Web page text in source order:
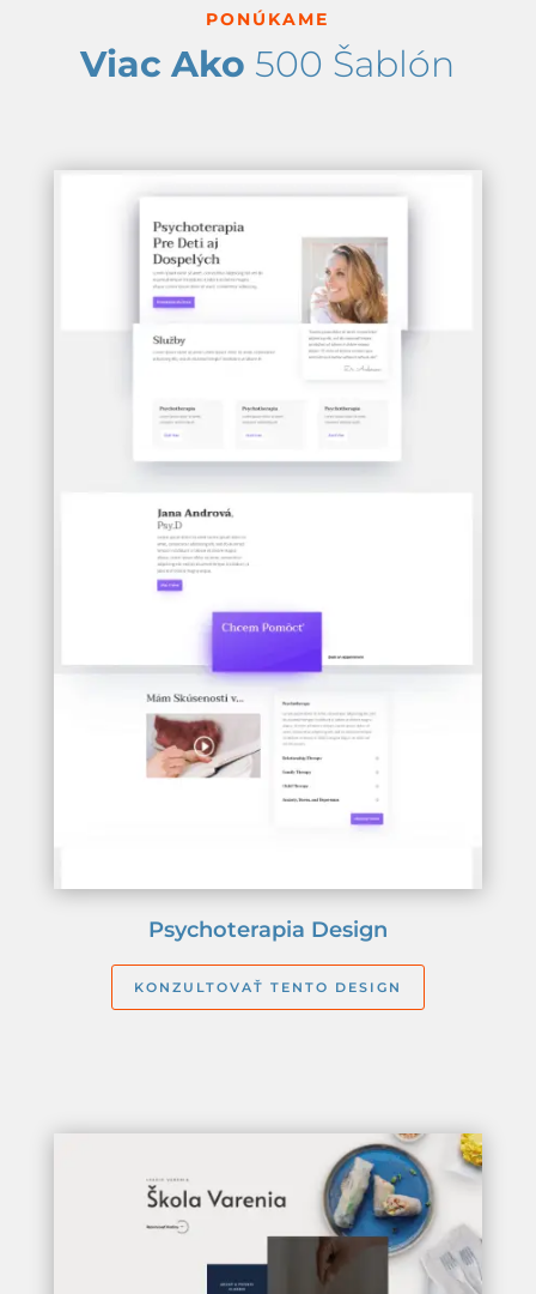
PONÚKAME
Viac Ako 500 Šablón
Psychoterapia Design
KONZULTOVAŤ TENTO DESIGN